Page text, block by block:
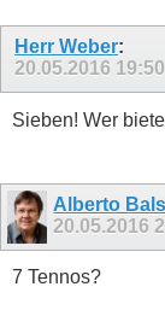
Herr Weber:
20.05.2016 19:50
Sieben! Wer
Alberto
20.05.2016
7 Tennos?